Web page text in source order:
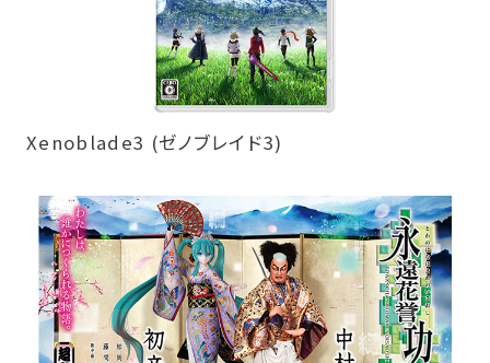
Xenoblade3 (ゼノブレイド3)